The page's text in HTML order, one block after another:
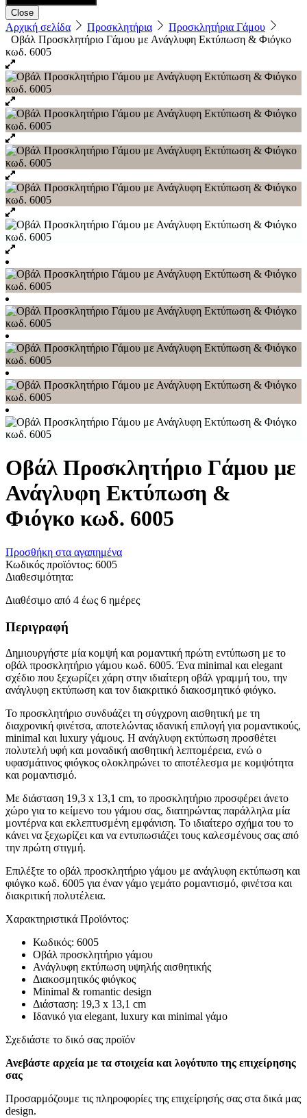
Close
Αρχική σελίδα Προσκλητήρια
Προσκλητήρια Γάμου
Οβάλ Προσκλητήριο Γάμου με Ανάγλυφη Εκτύπωση & Φιόγκο
κωδ. 6005
Οβάλ Προσκλητήριο Γάμου με
Ανάγλυφη Εκτύπωση &
Φιόγκο κωδ. 6005
Προσθήκη στα αγαπημένα
Κωδικός προϊόντος: 6005
Διαθεσιμότητα:
Διαθέσιμο από 4 έως 6 ημέρες
Περιγραφή
Δημιουργήστε μία κομψή και ρομαντική πρώτη εντύπωση με το
οβάλ προσκλητήριο γάμου κωδ. 6005. Ένα minimal και elegant
σχέδιο που ξεχωρίζει χάρη στην ιδιαίτερη οβάλ γραμμή του, την
ανάγλυφη εκτύπωση και τον διακριτικό διακοσμητικό φιόγκο.
Το προσκλητήριο συνδυάζει τη σύγχρονη αισθητική με τη
διαχρονική φινέτσα, αποτελώντας ιδανική επιλογή για ρομαντικούς,
minimal και luxury γάμους. Η ανάγλυφη εκτύπωση προσθέτει
πολυτελή υφή και μοναδική αισθητική λεπτομέρεια, ενώ ο
υφασμάτινος φιόγκος ολοκληρώνει το αποτέλεσμα με κομψότητα
και ρομαντισμό.
Με διάσταση 19,3 x 13,1 cm, το προσκλητήριο προσφέρει άνετο
χώρο για το κείμενο του γάμου σας, διατηρώντας παράλληλα μία
μοντέρνα και εκλεπτυσμένη εμφάνιση. Το ιδιαίτερο σχήμα του το
κάνει να ξεχωρίζει και να εντυπωσιάζει τους καλεσμένους σας από
την πρώτη στιγμή.
Επιλέξτε το οβάλ προσκλητήριο γάμου με ανάγλυφη εκτύπωση και
φιόγκο κωδ. 6005 για έναν γάμο γεμάτο ρομαντισμό, φινέτσα και
διακριτική πολυτέλεια.
Χαρακτηριστικά Προϊόντος:
Κωδικός: 6005
Οβάλ προσκλητήριο γάμου
Ανάγλυφη εκτύπωση υψηλής αισθητικής
Διακοσμητικός φιόγκος
Minimal & romantic design
Διάσταση: 19,3 x 13,1 cm
Ιδανικό για elegant, luxury και minimal γάμο
Σχεδιάστε το δικό σας προϊόν
Ανεβάστε αρχεία με τα στοιχεία και λογότυπο της επιχείρησης
σας
Προσαρμόζουμε τις πληροφορίες της επιχείρησής σας στα δικά μας
design.